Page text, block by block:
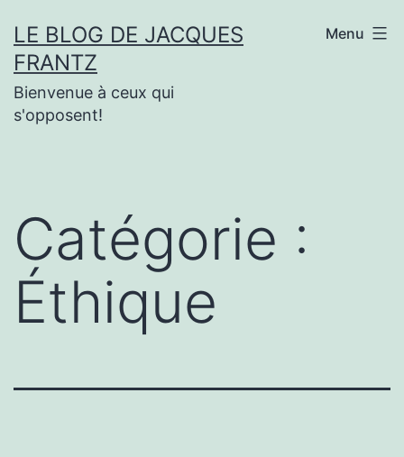
au
contenu
LE BLOG DE JACQUES
FRANTZ
Bienvenue à ceux qui
s'opposent!
Menu
Catégorie :
Éthique